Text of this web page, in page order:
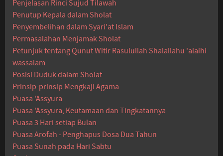
Penjelasan Rinci Sujud Tilawah
Penutup Kepala dalam Sholat
Penyembelihan dalam Syari'at Islam
Permasalahan Menjamak Sholat
Petunjuk tentang Qunut Witir Rasulullah Shalallahu 'alaihi
wassalam
Posisi Duduk dalam Sholat
Prinsip-prinsip Mengkaji Agama
Puasa 'Assyura
Puasa 'Assyura, Keutamaan dan Tingkatannya
Puasa 3 Hari setiap Bulan
Puasa Arofah - Penghapus Dosa Dua Tahun
Puasa Sunah pada Hari Sabtu